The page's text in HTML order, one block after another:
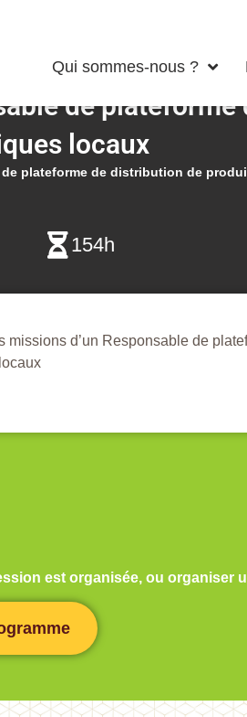
Qui sommes-nous ?
de
locaux
plateforme de distribution de
154h
d’un Responsable de
est organisée, ou organiser